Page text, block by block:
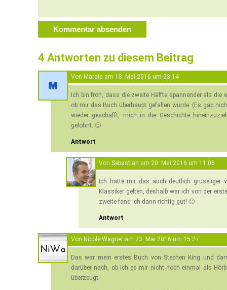
4 Antworten zu diesem Beitrag
Von Maraia am 18. Mai 2016 um 23:14
Ich bin froh, dass die zweite Hälfte spannender als die
ob mir das Buch überhaupt gefallen würde. (Es gab
wieder geschafft, mich in die Geschichte
gelohnt. 🙂
Antwort
Von Sebastian am 20. Mai 2016 um 11:06
Ich hatte mir das auch deutlich gruseliger
Klassiker gelten, deshalb war ich von der
zweite fand ich dann richtig gut! 🙂
Antwort
Von Nicole Wagner am 23. Mai 2016 um 15:27
Das war mein erstes Buch von Stephen King und
darüber nach, ob ich es mir nicht noch einmal als
überzeugt.